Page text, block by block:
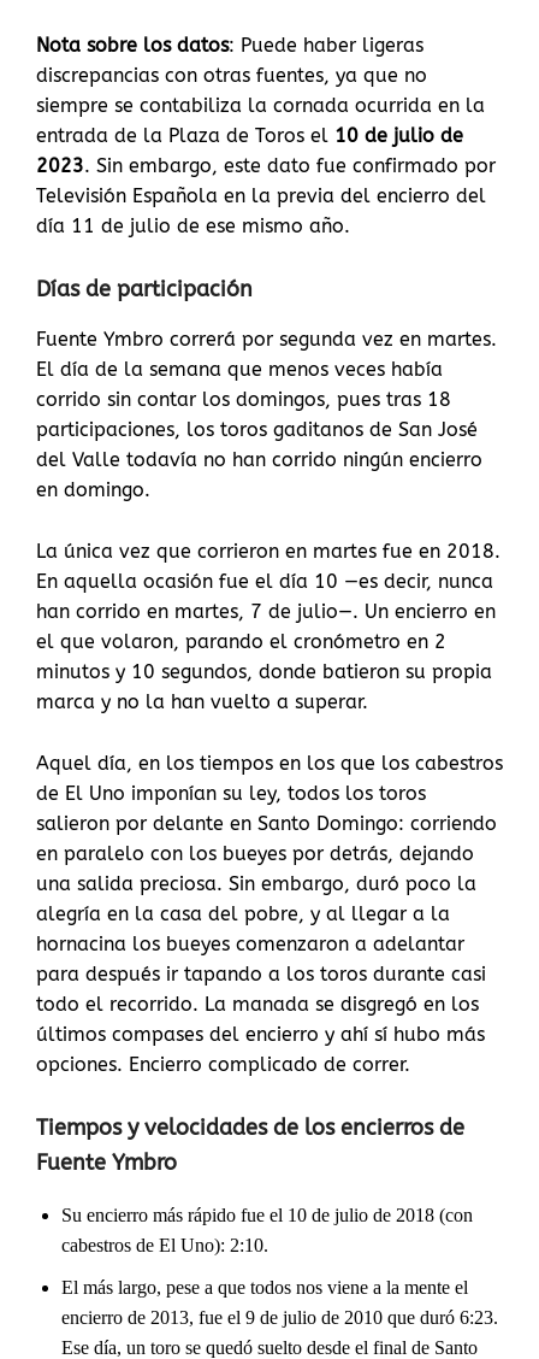
Nota sobre los datos: Puede haber ligeras
discrepancias con otras fuentes, ya que no
siempre se contabiliza la cornada ocurrida en la
entrada de la Plaza de Toros el 10 de julio de
2023. Sin embargo, este dato fue confirmado por
Televisión Española en la previa del encierro del
día 11 de julio de ese mismo año.
Días de participación
Fuente Ymbro correrá por segunda vez en martes.
El día de la semana que menos veces había
corrido sin contar los domingos, pues tras 18
participaciones, los toros gaditanos de San José
del Valle todavía no han corrido ningún encierro
en domingo.
La única vez que corrieron en martes fue en 2018.
En aquella ocasión fue el día 10 —es decir, nunca
han corrido en martes, 7 de julio—. Un encierro en
el que volaron, parando el cronómetro en 2
minutos y 10 segundos, donde batieron su propia
marca y no la han vuelto a superar.
Aquel día, en los tiempos en los que los cabestros
de El Uno imponían su ley, todos los toros
salieron por delante en Santo Domingo: corriendo
en paralelo con los bueyes por detrás, dejando
una salida preciosa. Sin embargo, duró poco la
alegría en la casa del pobre, y al llegar a la
hornacina los bueyes comenzaron a adelantar
para después ir tapando a los toros durante casi
todo el recorrido. La manada se disgregó en los
últimos compases del encierro y ahí sí hubo más
opciones. Encierro complicado de correr.
Tiempos y velocidades de los encierros de
Fuente Ymbro
Su encierro más rápido fue el 10 de julio de 2018 (con
cabestros de El Uno): 2:10.
El más largo, pese a que todos nos viene a la mente el
encierro de 2013, fue el 9 de julio de 2010 que duró 6:23.
Ese día, un toro se quedó suelto desde el final de Santo